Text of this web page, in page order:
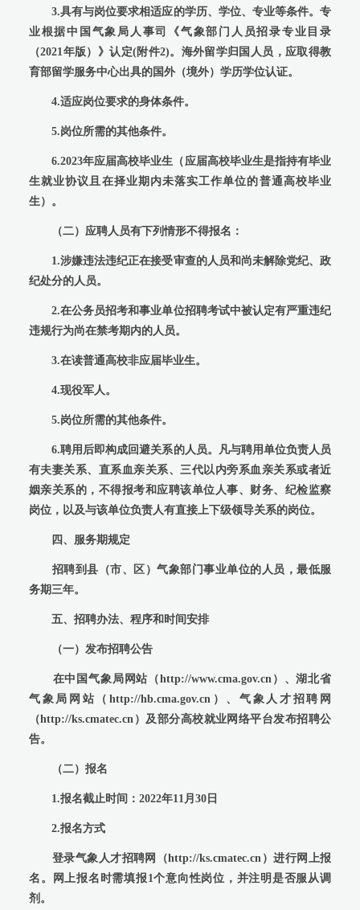
3.具有与岗位要求相适应的学历、学位、专业等条件。专
业根据中国气象局人事司《气象部门人员招录专业目录
（2021年版）》认定(附件2)。海外留学归国人员，应取得教
育部留学服务中心出具的国外（境外）学历学位认证。
4.适应岗位要求的身体条件。
5.岗位所需的其他条件。
6.2023年应届高校毕业生（应届高校毕业生是指持有毕业
生就业协议且在择业期内未落实工作单位的普通高校毕业
生）。
（二）应聘人员有下列情形不得报名：
1.涉嫌违法违纪正在接受审查的人员和尚未解除党纪、政
纪处分的人员。
2.在公务员招考和事业单位招聘考试中被认定有严重违纪
违规行为尚在禁考期内的人员。
3.在读普通高校非应届毕业生。
4.现役军人。
5.岗位所需的其他条件。
6.聘用后即构成回避关系的人员。凡与聘用单位负责人员
有夫妻关系、直系血亲关系、三代以内旁系血亲关系或者近
姻亲关系的，不得报考和应聘该单位人事、财务、纪检监察
岗位，以及与该单位负责人有直接上下级领导关系的岗位。
四、服务期规定
招聘到县（市、区）气象部门事业单位的人员，最低服
务期三年。
五、招聘办法、程序和时间安排
（一）发布招聘公告
在中国气象局网站（http://www.cma.gov.cn）、湖北省
气象局网站（http://hb.cma.gov.cn）、气象人才招聘网
（http://ks.cmatec.cn）及部分高校就业网络平台发布招聘公
告。
（二）报名
1.报名截止时间：2022年11月30日
2.报名方式
登录气象人才招聘网（http://ks.cmatec.cn）进行网上报
名。网上报名时需填报1个意向性岗位，并注明是否服从调
剂。